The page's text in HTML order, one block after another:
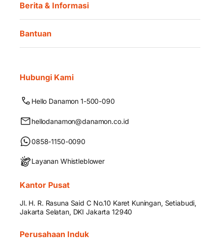
Berita & Informasi
Bantuan
Hubungi Kami
Hello Danamon 1-500-090
hellodanamon@danamon.co.id
0858-1150-0090
Layanan Whistleblower
Kantor Pusat
Jl. H. R. Rasuna Said C No.10 Karet Kuningan, Setiabudi,
Jakarta Selatan, DKI Jakarta 12940
Perusahaan Induk